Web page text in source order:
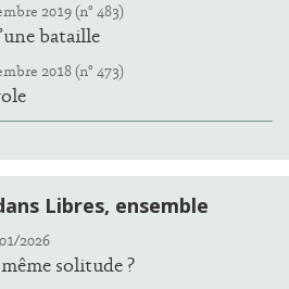
2019 (n° 483)
bataille
2018 (n° 473)
Libres, ensemble
2026
solitude ?